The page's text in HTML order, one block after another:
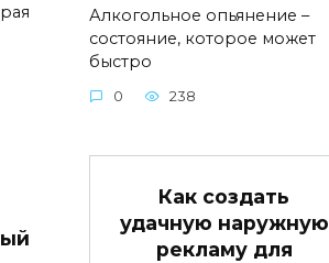
Алкогольное опьянение –
состояние, которое может
быстро
0 238
Как создать
удачную наружную
рекламу для